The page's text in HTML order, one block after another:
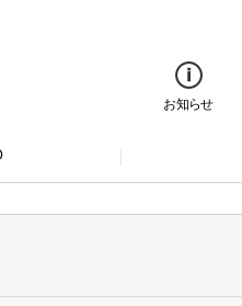
お知らせ